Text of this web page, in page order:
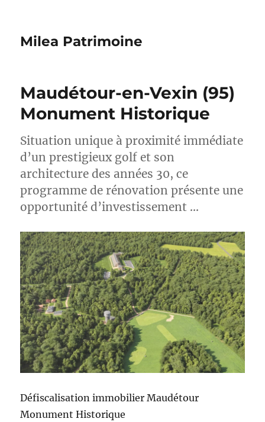
Milea Patrimoine
Maudétour-en-Vexin (95)
Monument Historique
Situation unique à proximité immédiate
d’un prestigieux golf et son
architecture des années 30, ce
programme de rénovation présente une
opportunité d’investissement …
Défiscalisation immobilier Maudétour
Monument Historique